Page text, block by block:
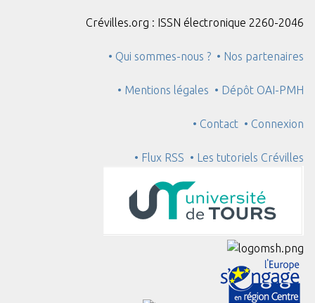
Crévilles.org : ISSN électronique 2260-2046
• Qui sommes-nous ? • Nos partenaires
• Mentions légales • Dépôt OAI-PMH
• Contact • Connexion
• Flux RSS • Les tutoriels Crévilles